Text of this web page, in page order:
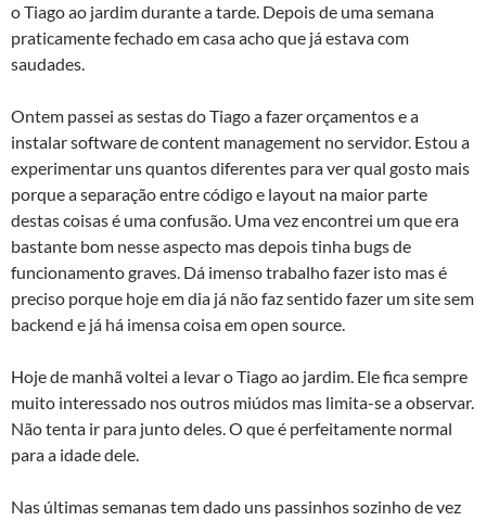
o Tiago ao jardim durante a tarde. Depois de uma semana
praticamente fechado em casa acho que já estava com
saudades.
Ontem passei as sestas do Tiago a fazer orçamentos e a
instalar software de content management no servidor. Estou a
experimentar uns quantos diferentes para ver qual gosto mais
porque a separação entre código e layout na maior parte
destas coisas é uma confusão. Uma vez encontrei um que era
bastante bom nesse aspecto mas depois tinha bugs de
funcionamento graves. Dá imenso trabalho fazer isto mas é
preciso porque hoje em dia já não faz sentido fazer um site sem
backend e já há imensa coisa em open source.
Hoje de manhã voltei a levar o Tiago ao jardim. Ele fica sempre
muito interessado nos outros miúdos mas limita-se a observar.
Não tenta ir para junto deles. O que é perfeitamente normal
para a idade dele.
Nas últimas semanas tem dado uns passinhos sozinho de vez